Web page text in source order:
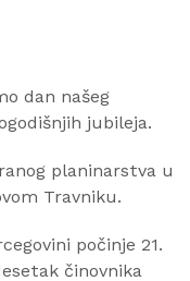
dan našeg
jubileja.
planinarstva u
Travniku.
počinje 21.
činovnika